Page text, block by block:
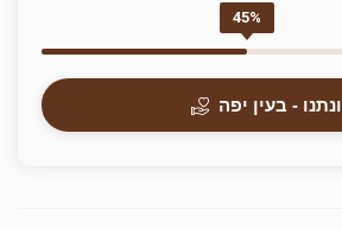
45%
ונתנו - בעין יפה